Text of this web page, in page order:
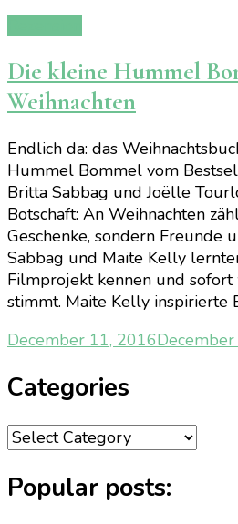
Die kleine Hummel
Weihnachten
Endlich da: das
Hummel Bommel vom
Britta Sabbag und Joëlle
Botschaft: An Weihnachten
Geschenke, sondern Freunde
Sabbag und Maite Kelly
Filmprojekt kennen und
stimmt. Maite Kelly inspirierte
December 11, 2016
Categories
Categories
Popular posts: